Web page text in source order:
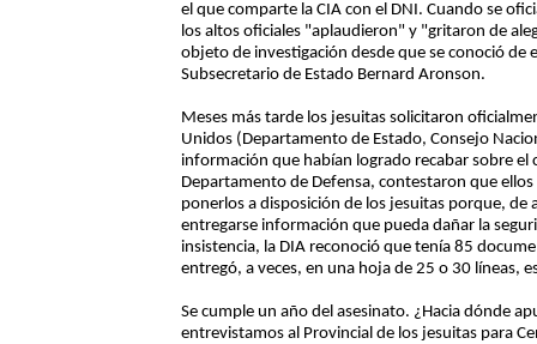
el que comparte la CIA con el DNI. Cuando se
los altos oficiales "aplaudieron" y "gritaron de
objeto de investigación desde que se conoció de
Subsecretario de Estado Bernard Aronson.
Meses más tarde los jesuitas solicitaron
Unidos (Departamento de Estado, Consejo
información que habían logrado recabar sobre el
Departamento de Defensa, contestaron que
ponerlos a disposición de los jesuitas porque, de
entregarse información que pueda dañar la
insistencia, la DIA reconoció que tenía 85
entregó, a veces, en una hoja de 25 o 30 líneas,
Se cumple un año del asesinato. ¿Hacia dónde
entrevistamos al Provincial de los jesuitas para